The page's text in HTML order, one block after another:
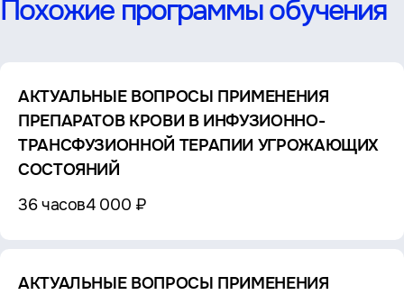
Похожие программы обучения
АКТУАЛЬНЫЕ ВОПРОСЫ ПРИМЕНЕНИЯ
ПРЕПАРАТОВ КРОВИ В ИНФУЗИОННО-
ТРАНСФУЗИОННОЙ ТЕРАПИИ УГРОЖАЮЩИХ
СОСТОЯНИЙ
36 часов4 000 ₽
АКТУАЛЬНЫЕ ВОПРОСЫ ПРИМЕНЕНИЯ